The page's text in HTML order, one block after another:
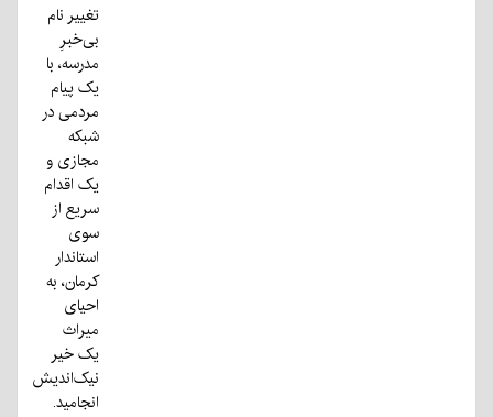
تغییر نام
بی‌خبرِ
مدرسه، با
یک پیام
مردمی در
شبکه
مجازی و
یک اقدام
سریع از
سوی
استاندار
کرمان، به
احیای
میراث
یک خیر
نیک‌اندیش
انجامید.